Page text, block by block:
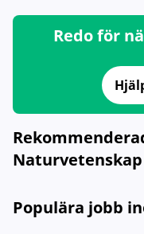
Redo för
Naturvetenskap
Populära jobb